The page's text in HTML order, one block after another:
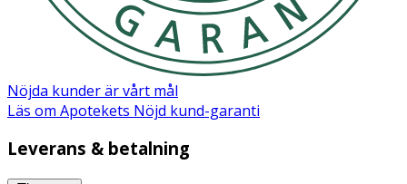
Nöjda kunder är vårt mål
Läs om Apotekets Nöjd kund-garanti
Leverans & betalning